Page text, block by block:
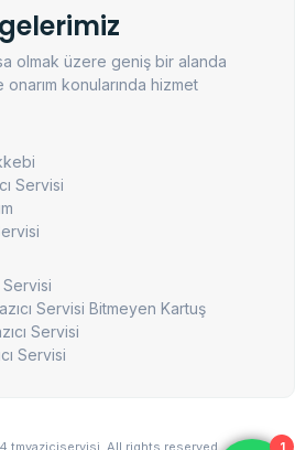
olmak üzere geniş bir alanda
onarım konularında hizmet
Servisi
Servisi
Servisi Bitmeyen Kartuş
Servisi
Servisi
tmyaziciservisi, All rights reserved. 1